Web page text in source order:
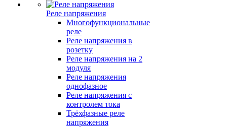
Реле напряжения
Многофункциональные
реле
Реле напряжения в
розетку
Реле напряжения на 2
модуля
Реле напряжения
однофазное
Реле напряжения с
контролем тока
Трёхфазные реле
напряжения